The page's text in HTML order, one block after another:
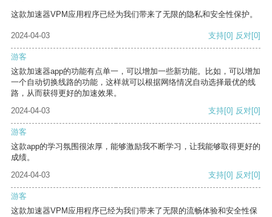
这款加速器VPM应用程序已经为我们带来了无限的隐私和安全性保护。
2024-04-03 支持[0] 反对[0]
游客
这款加速器app的功能有点单一，可以增加一些新功能。比如，可以增加
一个自动切换线路的功能，这样就可以根据网络情况自动选择最优的线
路，从而获得更好的加速效果。
2024-04-03
支持[0] 反对[0]
游客
这款app的学习氛围很浓厚，能够激励我不断学习，让我能够取得更好的
成绩。
2024-04-03
支持[0] 反对[0]
游客
这款加速器VPM应用程序已经为我们带来了无限的流畅体验和安全性保